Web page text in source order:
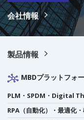
会社情報
製品情報
MBDプラットフォ
PLM・SPDM・Digital
RPA（自動化）・最適化